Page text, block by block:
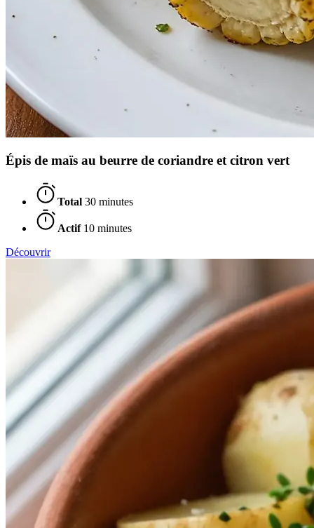
Épis de maïs au beurre de coriandre et citron vert
Total 30 minutes
Actif10 minutes
Découvrir